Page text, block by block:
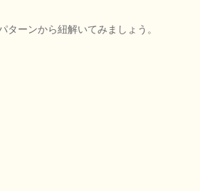
ターンから紐解いてみましょう。